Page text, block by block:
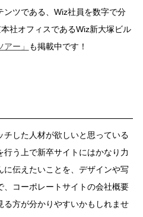
ツである、Wiz社員を数字で分
本社オフィスであるWiz新大塚ビル
アー」 も掲載中です！
チした人材が欲しいと思っている
う上で新卒サイトにはかなり力
に伝えたいことを、デザインや写
コーポレートサイトの会社概要
る方が分かりやすいかもしれませ